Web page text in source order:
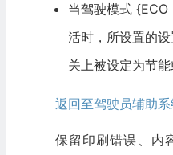
当驾驶模式 {ECO
活时，所设置的
关上被设定为节能
返回至驾驶员辅助
保留印刷错误、内